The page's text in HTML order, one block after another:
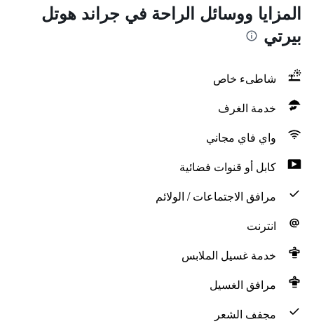
المزايا ووسائل الراحة في جراند هوتل
بيرتي
شاطىء خاص
خدمة الغرف
واي فاي مجاني
كابل أو قنوات فضائية
مرافق الاجتماعات / الولائم
انترنت
خدمة غسيل الملابس
مرافق الغسيل
مجفف الشعر